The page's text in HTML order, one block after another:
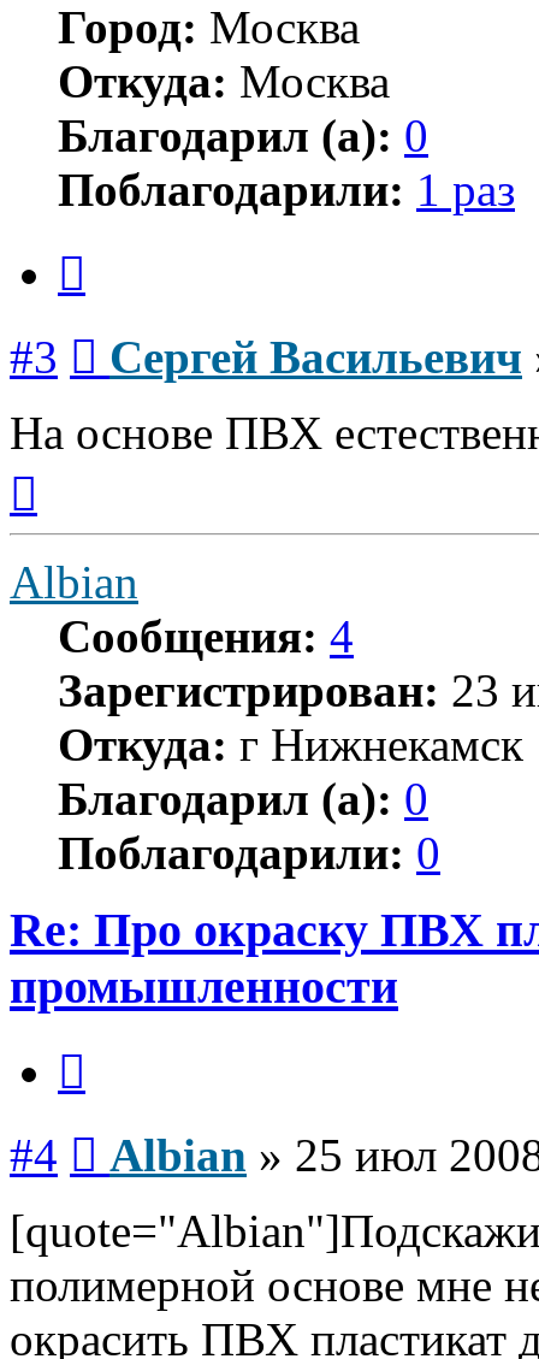
Город: Москва
Откуда: Москва
Благодарил (а): 0
Поблагодарили: 1 раз
#3 Сергей Васильевич
На основе ПВХ
началу
Albian
Сообщения: 4
Зарегистрирован: 23
Откуда: г Нижнекамск
Благодарил (а): 0
Поблагодарили: 0
Re: Про окраску ПВХ
промышленности
#4 Albian » 25 июл
полимерной основе мне
окрасить ПВХ пластикат